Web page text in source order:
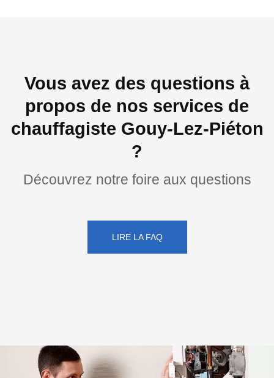
Vous avez des questions à
propos de nos services de
chauffagiste Gouy-Lez-Piéton
?
Découvrez notre foire aux questions
LIRE LA FAQ